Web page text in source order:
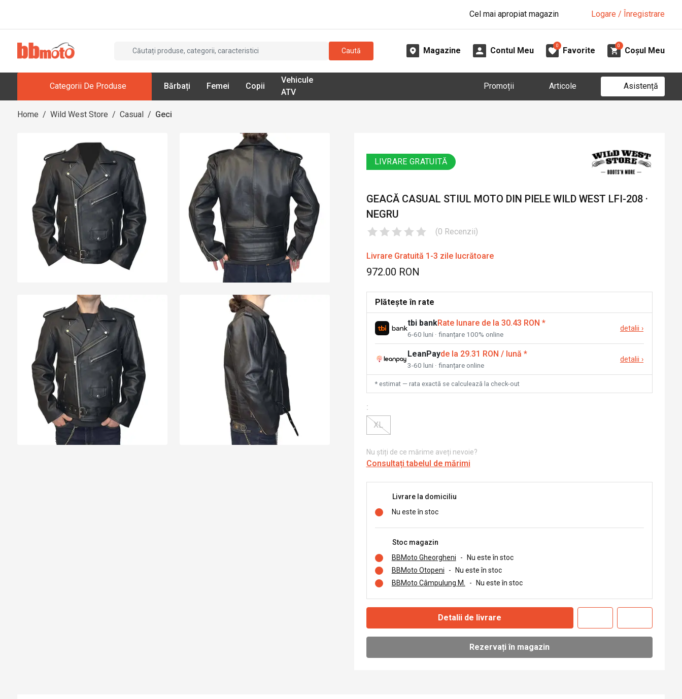
Cel mai apropiat magazin Logare / Înregistrare
Caută Magazine Contul Meu
0
Favorite
0
Coșul Meu
Categorii De Produse Bărbați Femei Copii
Vehicule
ATV
Promoții Articole Asistență
Home / Wild West Store / Casual / Geci
LIVRARE GRATUITĂ
GEACĂ CASUAL STIUL MOTO DIN PIELE WILD WEST LFI-208 ·
NEGRU
(0 Recenzii)
Livrare Gratuită 1-3 zile lucrătoare
972.00 RON
Plătește în rate
tbi bankRate lunare de la 30.43 RON *
6-60 luni · finanțare 100% online
detalii ›
LeanPayde la 29.31 RON / lună *
3-60 luni · finanțare online
detalii ›
* estimat — rata exactă se calculează la check-out
:
XL
Nu știți de ce mărime aveți nevoie?
Consultați tabelul de mărimi
Livrare la domiciliu
Nu este în stoc
Stoc magazin
BBMoto Gheorgheni
-
Nu este în stoc
BBMoto Otopeni
-
Nu este în stoc
BBMoto Câmpulung M.
- Nu este în stoc
Detalii de livrare
Rezervați în magazin